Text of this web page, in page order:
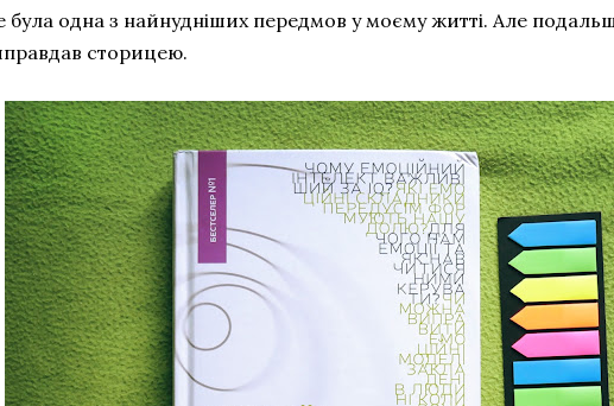
була одна з найнудніших передмов у моєму житті. Але
сторицею.